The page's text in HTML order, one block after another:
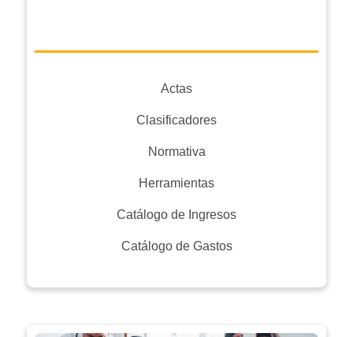
Actas
Clasificadores
Normativa
Herramientas
Catálogo de Ingresos
Catálogo de Gastos